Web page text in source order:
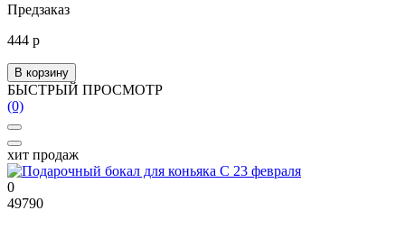
Предзаказ
444 р
В корзину
БЫСТРЫЙ ПРОСМОТР
(0)
хит продаж
0
49790